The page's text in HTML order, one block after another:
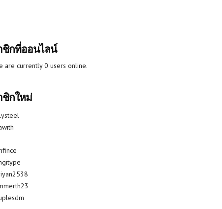
ชิกที่ออนไลน์
are currently 0 users online.
ชิกใหม่